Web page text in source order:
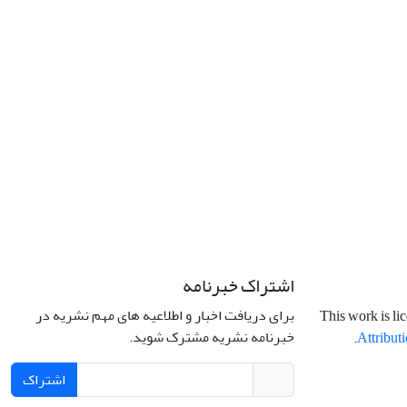
This work is
.
اشتراک خبرنامه
برای دریافت اخبار و اطلاعیه های مهم نشریه در
خبرنامه نشریه مشترک شوید.
اشتراک